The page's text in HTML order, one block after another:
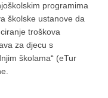
programima
školske ustanove da
troškova
za djecu s
školama“ (eTur